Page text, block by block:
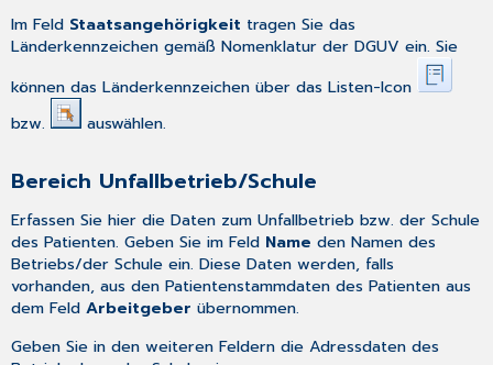
Im Feld Staatsangehörigkeit tragen Sie das
Länderkennzeichen gemäß Nomenklatur der DGUV ein. Sie
können das Länderkennzeichen über das Listen-Icon
bzw.
auswählen.
Bereich Unfallbetrieb/Schule
Erfassen Sie hier die Daten zum Unfallbetrieb bzw. der Schule
des Patienten. Geben Sie im Feld Name den Namen des
Betriebs/der Schule ein. Diese Daten werden, falls
vorhanden, aus denPatientenstammdaten des Patienten aus
dem FeldArbeitgeber übernommen.
Geben Sie in den weiteren Feldern die Adressdaten des